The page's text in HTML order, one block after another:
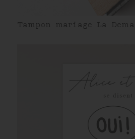
Tampon mariage La